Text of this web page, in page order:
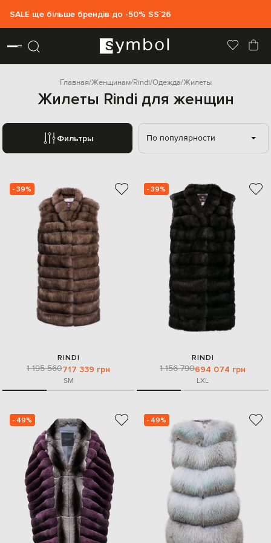
SALE ще більше брендів до -50% SS`26
Главная Женщинам Rindi Одежда Жилеты
Жилеты Rindi для женщин
Фильтры По популярности
- 39%
RINDI
1 195 560717 339 грн
SM
- 39%
RINDI
1 156 790694 074 грн
LXL
- 49% - 49%